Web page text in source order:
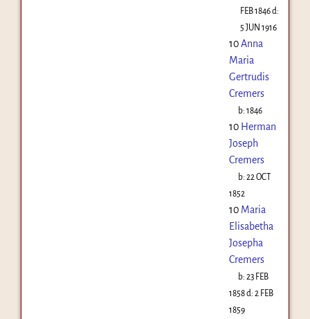
FEB 1846d:
5 JUN 1916
10Anna
Maria
Gertrudis
Cremers
b:1846
10 Herman
Joseph
Cremers
b:22 OCT
1852
10 Maria
Elisabetha
Josepha
Cremers
b:23 FEB
1858d: 2 FEB
1859